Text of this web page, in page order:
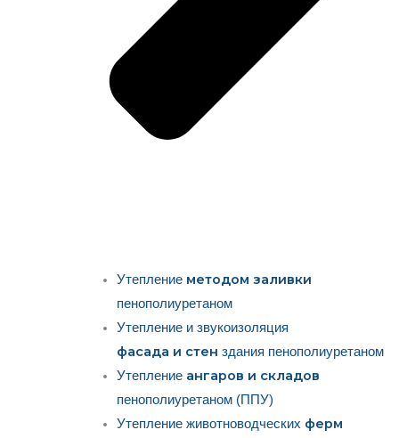
Утепление методом заливки
пенополиуретаном
Утепление и звукоизоляция
фасада и стен здания пенополиуретаном
Утепление ангаров и складов
пенополиуретаном (ППУ)
Утепление животноводческих ферм